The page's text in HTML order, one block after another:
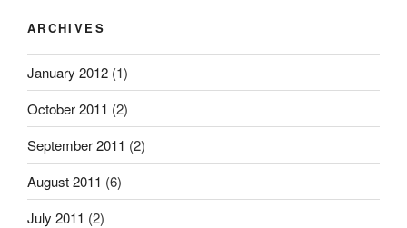
ARCHIVES
January 2012 (1)
October 2011 (2)
September 2011 (2)
August 2011 (6)
July 2011 (2)